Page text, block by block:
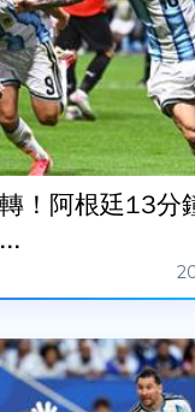
！阿根廷13分